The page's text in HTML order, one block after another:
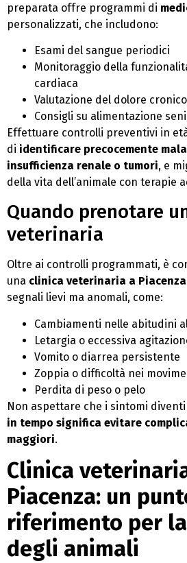
preparata offre programmi di
personalizzati, che includono:
Esami del sangue periodici
Monitoraggio della
cardiaca
Valutazione del dolore
Consigli su alimentazione
Effettuare controlli preventivi in
di identificare precocemente
insufficienza renale o tumori, e
della vita dell’animale con terapie
Quando prenotare
veterinaria
Oltre ai controlli programmati, è
una clinica veterinaria a Piacenza
segnali lievi ma anomali, come:
Cambiamenti nelle abitudini
Letargia o eccessiva
Vomito o diarrea persistente
Zoppia o difficoltà nei
Perdita di peso o pelo
Non aspettare che i sintomi
in tempo significa evitare
maggiori.
Clinica
Piacenza: un
riferimento per
degli animali